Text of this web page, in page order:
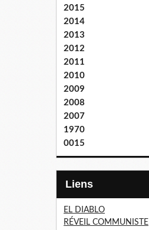
2015
2014
2013
2012
2011
2010
2009
2008
2007
1970
0015
Liens
EL DIABLO
RÉVEIL COMMUNISTE